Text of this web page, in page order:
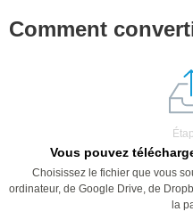
Comment
Vous pouvez
Choisissez le fichier que vous
ordinateur, de Google Drive, de
la